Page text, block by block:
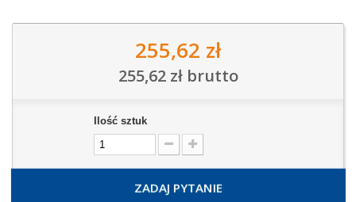
255,62 zł
255,62 złbrutto
Ilość sztuk
ZADAJ PYTANIE